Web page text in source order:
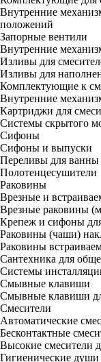
Внутренние
положений
Запорные вентили
Внутренние
Изливы для
Изливы для
Комплектующие к
Внутренние
Картриджи для
Системы скрытого
Сифоны
Сифоны и выпуски
Переливы для ванны
Полотенцесушители
Раковины
Врезные и
Врезные раковины
Крепеж и сифоны
Раковины (чаши)
Раковины
Сантехника для
Системы
Смывные клавиши
Смывные клавиши
Смесители
Автоматические
Бесконтактные
Высокие смесители
Гигиенические души